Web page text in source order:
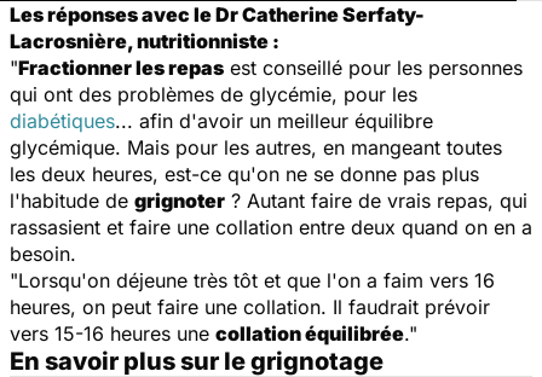
Les réponses avec le Dr Catherine Serfaty-
Lacrosnière, nutritionniste :
"Fractionner les repas est conseillé pour les personnes
qui ont des problèmes de glycémie, pour les
diabétiques... afin d'avoir un meilleur équilibre
glycémique. Mais pour les autres, en mangeant toutes
les deux heures, est-ce qu'on ne se donne pas plus
l'habitude de grignoter ? Autant faire de vrais repas, qui
rassasient et faire une collation entre deux quand on en a
besoin.
"Lorsqu'on déjeune très tôt et que l'on a faim vers 16
heures, on peut faire une collation. Il faudrait prévoir
vers 15-16 heures une collation équilibrée."
En savoir plus sur le grignotage